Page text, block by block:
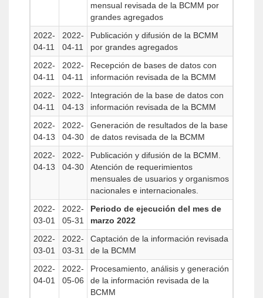
mensual revisada de la BCMM por
grandes agregados
2022-
04-11
2022-
04-11
Publicación y difusión de la BCMM
por grandes agregados
2022-
04-11
2022-
04-11
Recepción de bases de datos con
información revisada de la BCMM
2022-
04-11
2022-
04-13
Integración de la base de datos con
información revisada de la BCMM
2022-
04-13
2022-
04-30
Generación de resultados de la base
de datos revisada de la BCMM
2022-
04-13
2022-
04-30
Publicación y difusión de la BCMM.
Atención de requerimientos
mensuales de usuarios y organismos
nacionales e internacionales.
2022-
03-01
2022-
05-31
Periodo de ejecución del mes de
marzo 2022
2022-
03-01
2022-
03-31
Captación de la información revisada
de la BCMM
2022-
04-01
2022-
05-06
Procesamiento, análisis y generación
de la información revisada de la
BCMM